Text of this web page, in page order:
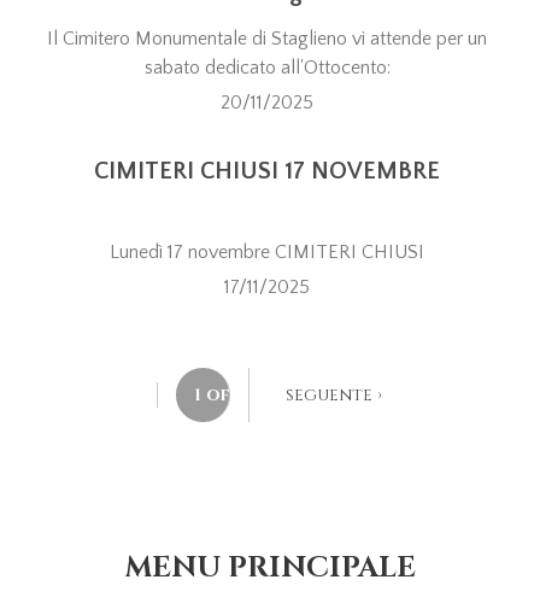
Il Cimitero Monumentale di Staglieno vi attende per un
sabato dedicato all'Ottocento:
20/11/2025
CIMITERI CHIUSI 17 NOVEMBRE
Lunedì 17 novembre CIMITERI CHIUSI
17/11/2025
1 of 26 seguente ›
MENU PRINCIPALE